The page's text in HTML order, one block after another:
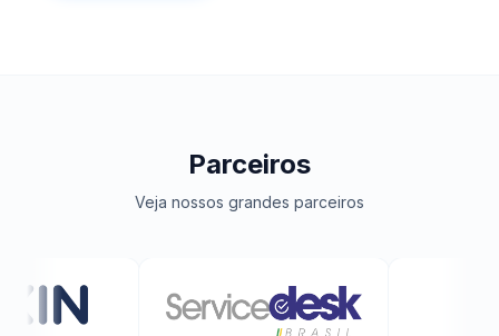
Parceiros
Veja nossos grandes parceiros